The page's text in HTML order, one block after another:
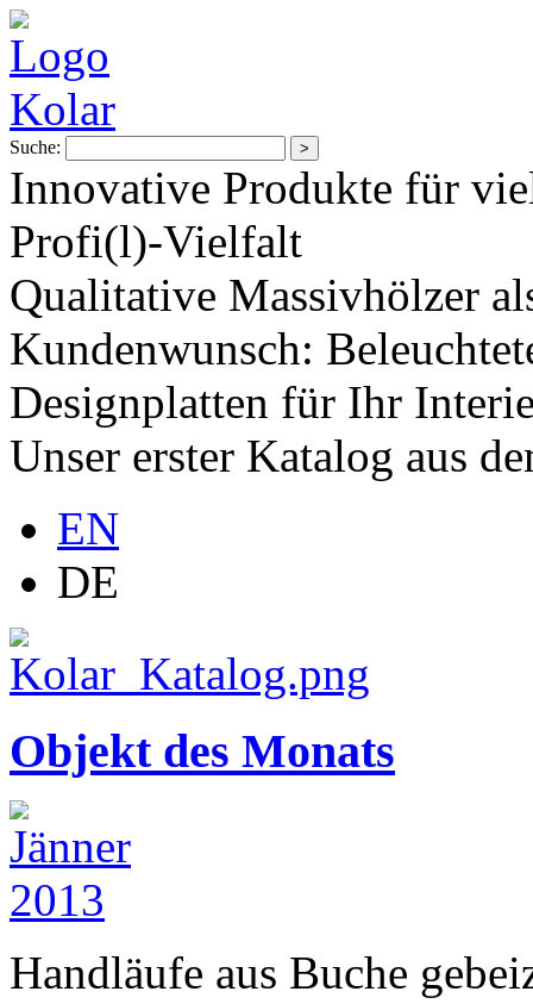
Suche:
Innovative Produkte für
Profi(l)-Vielfalt
Qualitative Massivhölzer
Kundenwunsch:
Designplatten für Ihr
Unser erster Katalog aus
EN
DE
Objekt des Monats
Handläufe aus Buche